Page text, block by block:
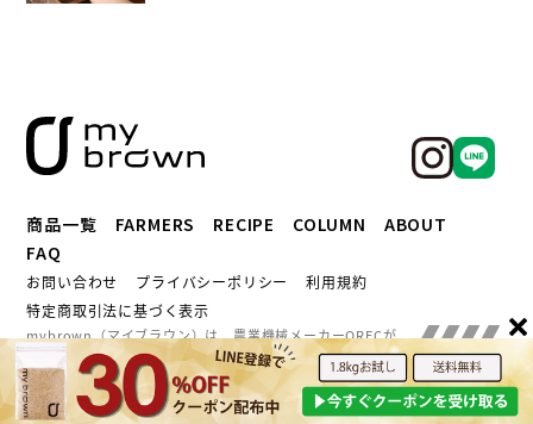
商品一覧 FARMERS RECIPE COLUMN
ABOUT
FAQ
お問い合わせ プライバシーポリシー
利用規約
特定商取引法に基づく表示
mybrown（マイブラウン）は、農業機械メーカーORECが
提供するブランドです。全国の農家とつながるORECによ
る、つくり手の顔が見える玄米をお楽しみください
© mybrown. All Rights Reserved.